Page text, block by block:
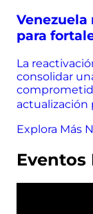
Venezuela
para
La
consolidar
actualización
Explora Más
Eventos